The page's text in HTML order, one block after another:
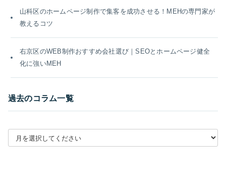
山科区のホームページ制作で集客を成功させる！MEHの専門家が
教えるコツ
右京区のWEB制作おすすめ会社選び｜SEOとホームページ健全
化に強いMEH
過去のコラム一覧
月別アーカイブを選択